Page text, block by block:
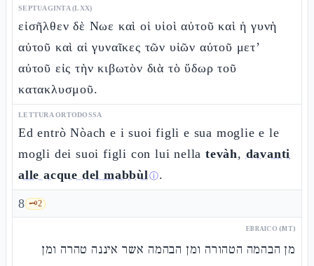
SEPTUAGINTA (LXX)
εἰσῆλθεν δὲ Νωε καὶ οἱ υἱοὶ αὐτοῦ καὶ ἡ γυνὴ
αὐτοῦ καὶ αἱ γυναῖκες τῶν υἱῶν αὐτοῦ μετ’
αὐτοῦ εἰς τὴν κιβωτὸν διὰ τὸ ὕδωρ τοῦ
κατακλυσμοῦ.
LETTURA ORTODOSSA
Ed entrò Nòach e i suoi figli e sua moglie e le
mogli dei suoi figli con lui nellatevàh, davanti
alle acque del mabbùlⓘ.
8 🗝️2
EBRAICO (MT)
מן הבהמה הטהורה ומן הבהמה אשר איננה טהרה ומן